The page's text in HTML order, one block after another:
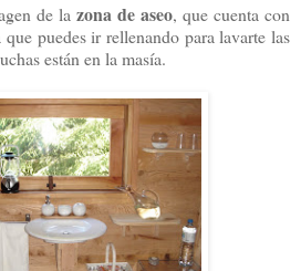
de la zona de aseo, que cuenta con
puedes ir rellenando para lavarte las
están en la masía.